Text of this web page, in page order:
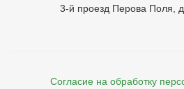
3-й проезд Перова Поля,
Согласие на обработку